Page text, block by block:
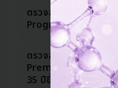
ตรวจสุขภาพ 22 ราย
Program) (ทุกช่วงวัย)
ตรวจสุขภาพ 24 รายก
Premium Plus For
35 ปีขึ้นไป)